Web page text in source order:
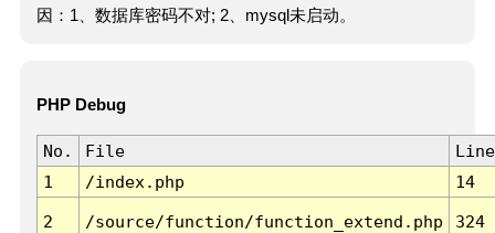
因：1、数据库密码不对; 2、mysql未启动。
PHP Debug
No. File
Line
1
/index.php 14
2 /source/function/function_extend.php 324